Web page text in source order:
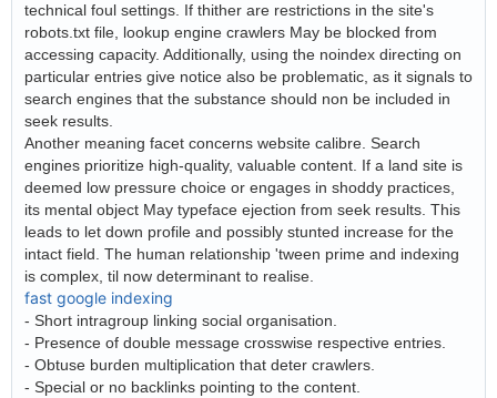
technical foul settings. If thither are restrictions in the site's
robots.txt file, lookup engine crawlers May be blocked from
accessing capacity. Additionally, using the noindex directing on
particular entries give notice also be problematic, as it signals to
search engines that the substance should non be included in
seek results.
Another meaning facet concerns website calibre. Search
engines prioritize high-quality, valuable content. If a land site is
deemed low pressure choice or engages in shoddy practices,
its mental object May typeface ejection from seek results. This
leads to let down profile and possibly stunted increase for the
intact field. The human relationship 'tween prime and indexing
is complex, til now determinant to realise.
fast google indexing
- Short intragroup linking social organisation.
- Presence of double message crosswise respective entries.
- Obtuse burden multiplication that deter crawlers.
- Special or no backlinks pointing to the content.